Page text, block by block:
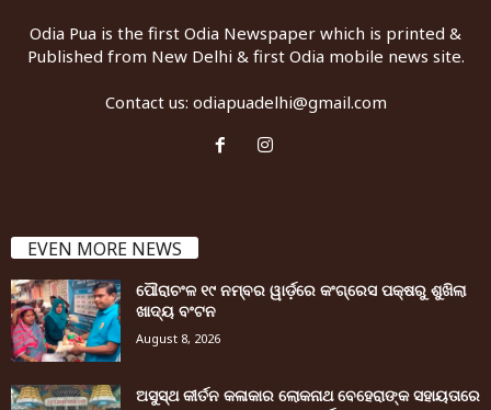
Odia Pua is the first Odia Newspaper which is printed &
Published from New Delhi & first Odia mobile news site.
Contact us: odiapuadelhi@gmail.com
EVEN MORE NEWS
ପୌରାଚଂଳ ୧୯ ନମ୍ବର ୱାର୍ଡ଼ରେ କଂଗ୍ରେସ ପକ୍ଷରୁ ଶୁଖିଲା
ଖାଦ୍ୟ ବଂଟନ
August 8, 2026
ଅସୁସ୍ଥ କୀର୍ତନ କଳାକାର ଲୋକନାଥ ବେହେରାଙ୍କ ସହାୟତାରେ